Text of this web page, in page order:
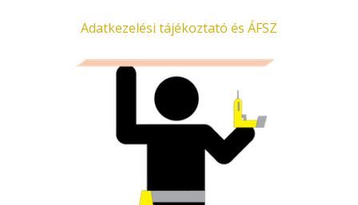
Adatkezelési tájékoztató és ÁFSZ